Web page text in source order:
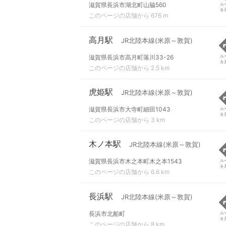
滋賀県長浜市湖北町山脇560
このページの店舗から 676 m
ル
を
高月駅 JR北陸本線(米原～敦賀)
滋賀県長浜市高月町落川33-26
このページの店舗から 2.5 km
ル
を
虎姫駅 JR北陸本線(米原～敦賀)
滋賀県長浜市大寺町細田1043
このページの店舗から 3 km
ル
を
木ノ本駅 JR北陸本線(米原～敦賀)
滋賀県長浜市木之本町木之本1543
このページの店舗から 6.6 km
ル
を
長浜駅 JR北陸本線(米原～敦賀)
長浜市北船町
このページの店舗から 8 km
ル
を